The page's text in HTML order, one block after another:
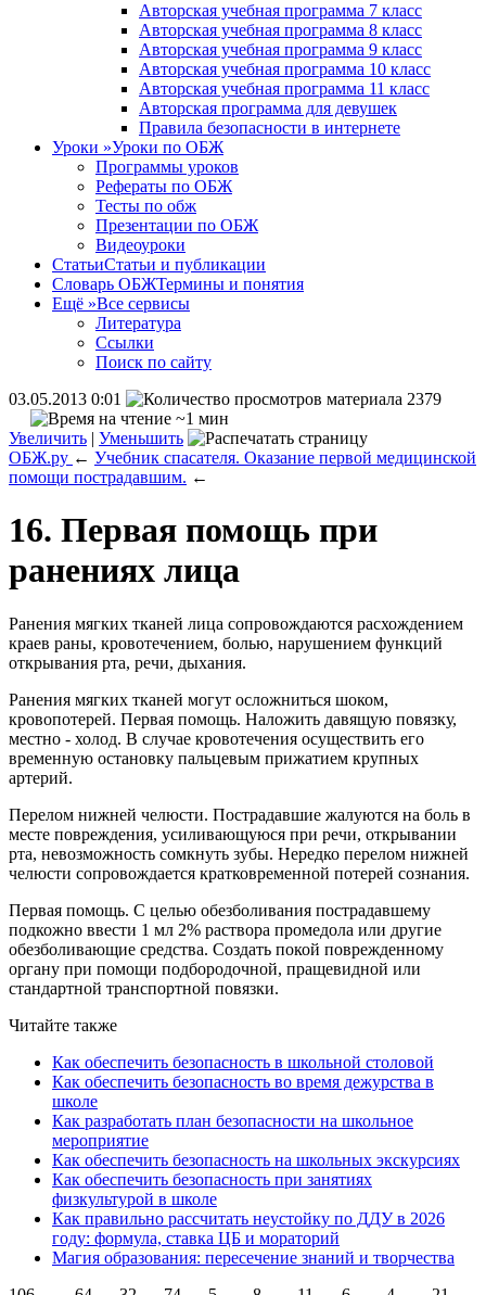
Авторская учебная программа 7 класс
Авторская учебная программа 8 класс
Авторская учебная программа 9 класс
Авторская учебная программа 10 класс
Авторская учебная программа 11 класс
Авторская программа для девушек
Правила безопасности в интернете
Уроки »Уроки по ОБЖ
Программы уроков
Рефераты по ОБЖ
Тесты по обж
Презентации по ОБЖ
Видеоуроки
СтатьиСтатьи и публикации
Словарь ОБЖТермины и понятия
Ещё »Все сервисы
Литература
Ссылки
Поиск по сайту
03.05.2013 0:01
2379
~1 мин
Увеличить | Уменьшить
ОБЖ.ру ← Учебник спасателя. Оказание первой медицинской
помощи пострадавшим. ←
16. Первая помощь при
ранениях лица
Ранения мягких тканей лица сопровождаются расхождением
краев раны, кровотечением, болью, нарушением функций
открывания рта, речи, дыхания.
Ранения мягких тканей могут осложниться шоком,
кровопотерей. Первая помощь. Наложить давящую повязку,
местно - холод. В случае кровотечения осуществить его
временную остановку пальцевым прижатием крупных
артерий.
Перелом нижней челюсти. Пострадавшие жалуются на боль в
месте повреждения, усиливающуюся при речи, открывании
рта, невозможность сомкнуть зубы. Нередко перелом нижней
челюсти сопровождается кратковременной потерей сознания.
Первая помощь. С целью обезболивания пострадавшему
подкожно ввести 1 мл 2% раствора промедола или другие
обезболивающие средства. Создать покой поврежденному
органу при помощи подбородочной, пращевидной или
стандартной транспортной повязки.
Читайте также
Как обеспечить безопасность в школьной столовой
Как обеспечить безопасность во время дежурства в
школе
Как разработать план безопасности на школьное
мероприятие
Как обеспечить безопасность на школьных экскурсиях
Как обеспечить безопасность при занятиях
физкультурой в школе
Как правильно рассчитать неустойку по ДДУ в 2026
году: формула, ставка ЦБ и мораторий
Магия образования: пересечение знаний и творчества